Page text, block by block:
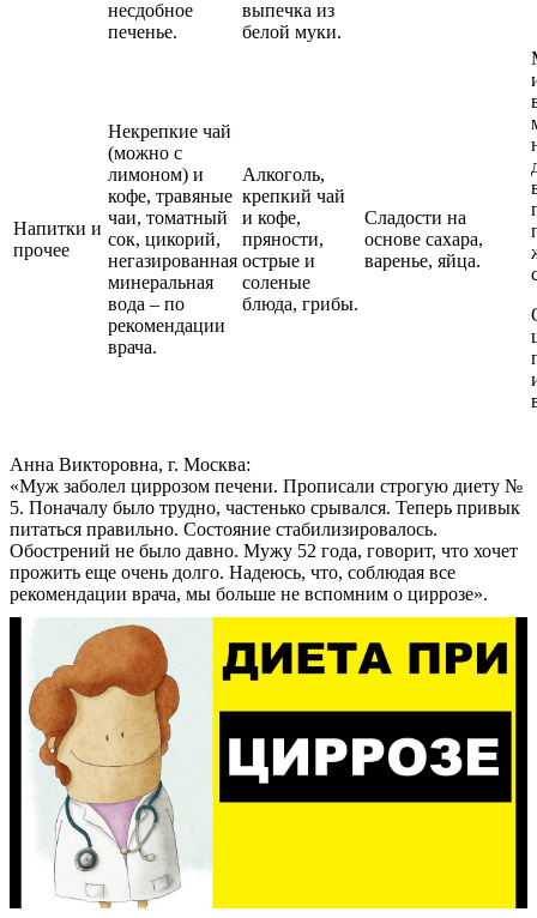
несдобное
печенье.
выпечка из
белой муки.
Напитки и
прочее
Некрепкие чай
(можно с
лимоном) и
кофе, травяные
чаи, томатный
сок, цикорий,
негазированная
минеральная
вода – по
рекомендации
врача.
Алкоголь,
крепкий чай
и кофе,
пряности,
острые и
соленые
блюда, грибы.
Сладости на
основе сахара,
варенье, яйца.
Анна Викторовна, г. Москва:
«Муж заболел циррозом печени. Прописали строгую диету №
5. Поначалу было трудно, частенько срывался. Теперь привык
питаться правильно. Состояние стабилизировалось.
Обострений не было давно. Мужу 52 года, говорит, что хочет
прожить еще очень долго. Надеюсь, что, соблюдая все
рекомендации врача, мы больше не вспомним о циррозе».